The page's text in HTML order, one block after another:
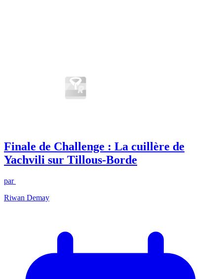
Finale de Challenge : La cuillère de
Yachvili sur Tillous-Borde
par
Riwan Demay